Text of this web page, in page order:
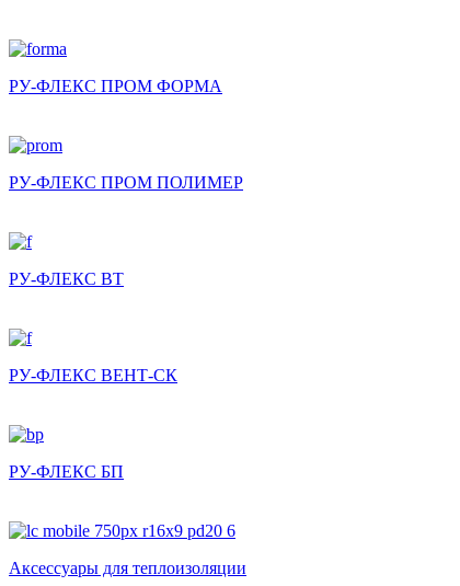
РУ-ФЛЕКС ПРОМ ФОРМА
РУ-ФЛЕКС ПРОМ ПОЛИМЕР
РУ-ФЛЕКС ВТ
РУ-ФЛЕКС ВЕНТ-СК
РУ-ФЛЕКС БП
Аксессуары для теплоизоляции